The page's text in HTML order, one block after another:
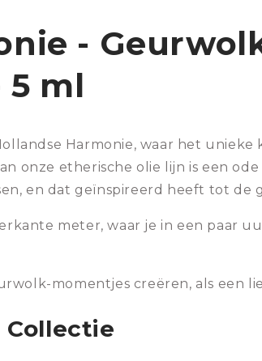
-
5 ml
Harmonie, waar het
onze etherische olie lijn is een
en dat geïnspireerd heeft tot de
meter, waar je in een paar
momentjes creëren, als een
Collectie